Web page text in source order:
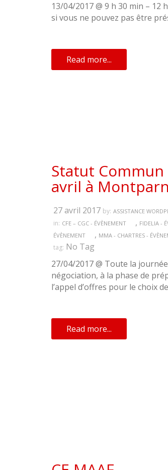
13/04/2017 @ 9 h 30 min – 12
si vous ne pouvez pas être
Read more...
Statut
avril à
27 avril 2017 by: ASSISTANCE
in: CFE – CGC - ÉVÈNEMENT , FIDELIA -
ÉVÈNEMENT
, MMA - CHARTRES -
tag: No Tag
27/04/2017 @ Toute la
négociation, à la phase de
l’appel d’offres pour le choix
Read more...